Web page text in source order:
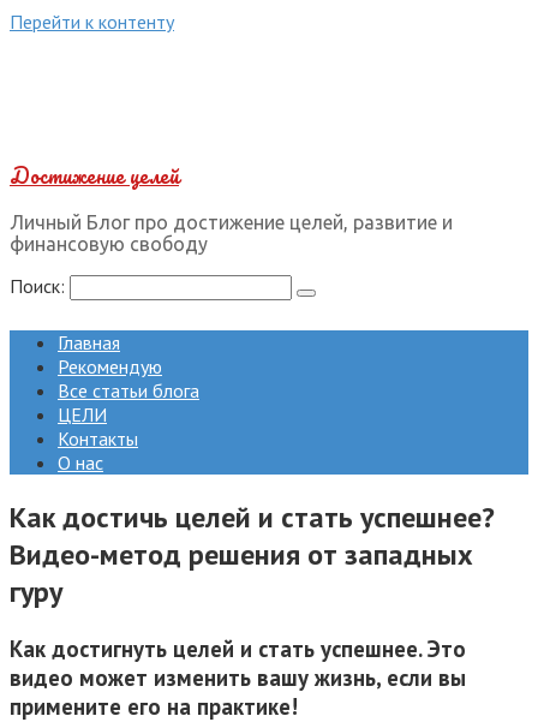
Перейти к контенту
Достижение целей
Личный Блог про достижение целей, развитие и
финансовую свободу
Поиск:
Главная
Рекомендую
Все статьи блога
ЦЕЛИ
Контакты
О нас
Как достичь целей и стать успешнее?
Видео-метод решения от западных
гуру
Как достигнуть целей и стать успешнее. Это
видео может изменить вашу жизнь, если вы
примените его на практике!